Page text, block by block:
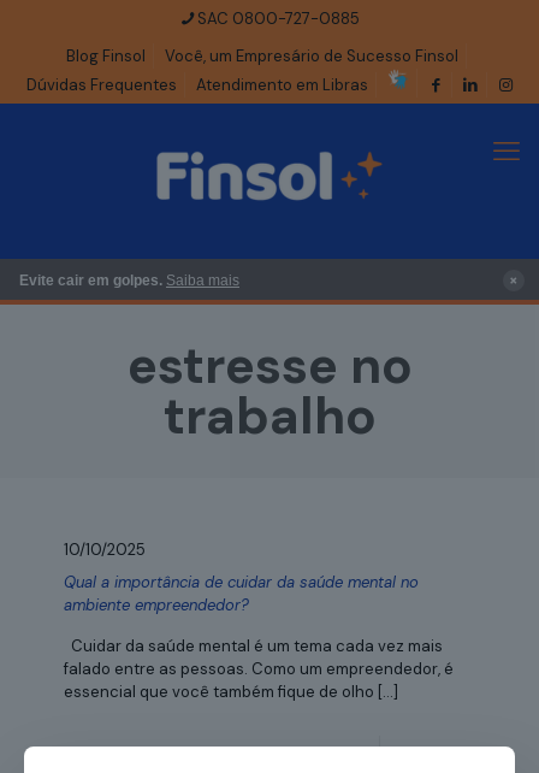
SAC 0800-727-0885
Blog Finsol
Você, um Empresário de Sucesso Finsol
Dúvidas Frequentes
Atendimento em Libras
Evite cair em golpes. Saiba mais ×
estresse no
trabalho
10/10/2025
Qual a importância de cuidar da saúde mental no
ambiente empreendedor?
Cuidar da saúde mental é um tema cada vez mais
falado entre as pessoas. Como um empreendedor, é
essencial que você também fique de olho […]
Leia mais